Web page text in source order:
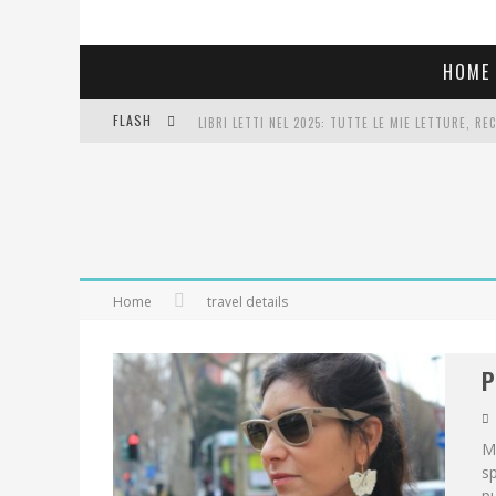
HOME
FLASH LIBRI LETTI NEL 2025: TUTTE LE MIE LETTURE,
Home travel details